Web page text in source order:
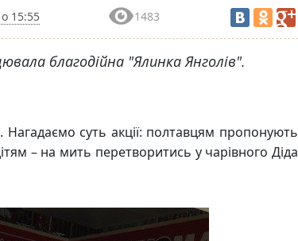
15:55 1483
благодійна "Ялинка Янголів".
. Нагадаємо суть акції: полтавцям пропонують
– на мить перетворитись у чарівного Діда